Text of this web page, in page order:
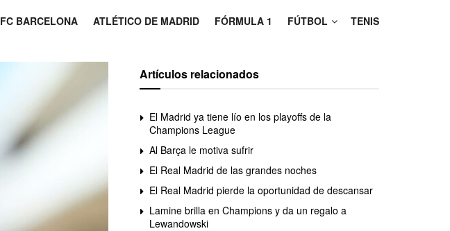
FC BARCELONA ATLÉTICO DE MADRID FÓRMULA 1 FÚTBOL TENIS
Artículos relacionados
El Madrid ya tiene lío en los playoffs de la
Champions League
Al Barça le motiva sufrir
El Real Madrid de las grandes noches
El Real Madrid pierde la oportunidad de descansar
Lamine brilla en Champions y da un regalo a
Lewandowski